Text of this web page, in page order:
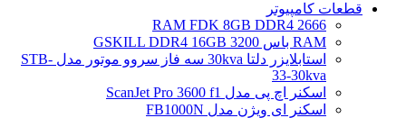
قطعات کامپیوتر
RAM FDK 8GB DDR4 2666
RAM باس 3200 GSKILL DDR4 16GB
استابلایزر دلتا 30kva سه فاز سروو موتور مدل STB-
33-30kva
اسکنر اچ پی مدل ScanJet Pro 3600 f1
اسکنر ای ویژن مدل FB1000N